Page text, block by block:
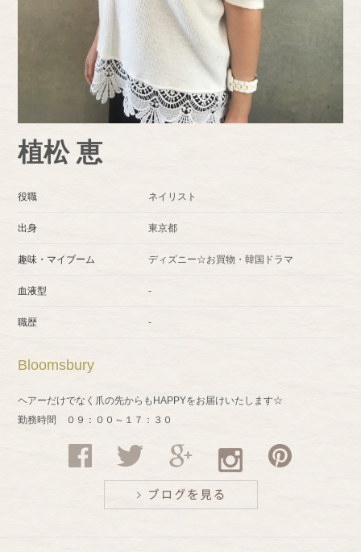
植松 恵
役職 ネイリスト
出身 東京都
趣味・マイブーム ディズニー☆お買物・韓国ドラマ
血液型 -
職歴 -
Bloomsbury
ヘアーだけでなく爪の先からもHAPPYをお届けいたします☆
勤務時間 ０９：００～１７：３０